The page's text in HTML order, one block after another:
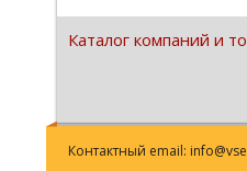
Каталог компаний и
Контактный email: